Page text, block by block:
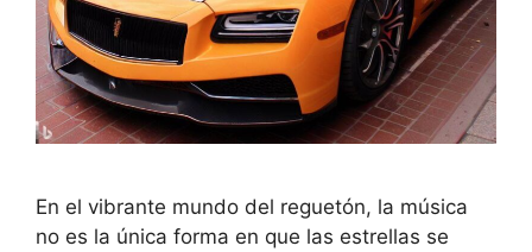
En el vibrante mundo del reguetón, la música
no es la única forma en que las estrellas se